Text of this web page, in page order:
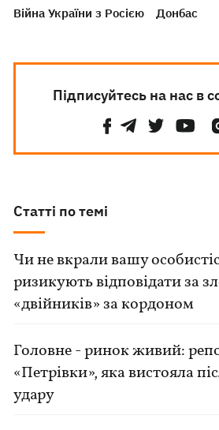
Війна України з Росією
Донбас
Підписуйтесь на нас в
Статті по темі
Чи не вкрали вашу
ризикують відповідати за
«двійників» за кордоном
Головне - ринок живий:
«Петрівки», яка вистояла
удару